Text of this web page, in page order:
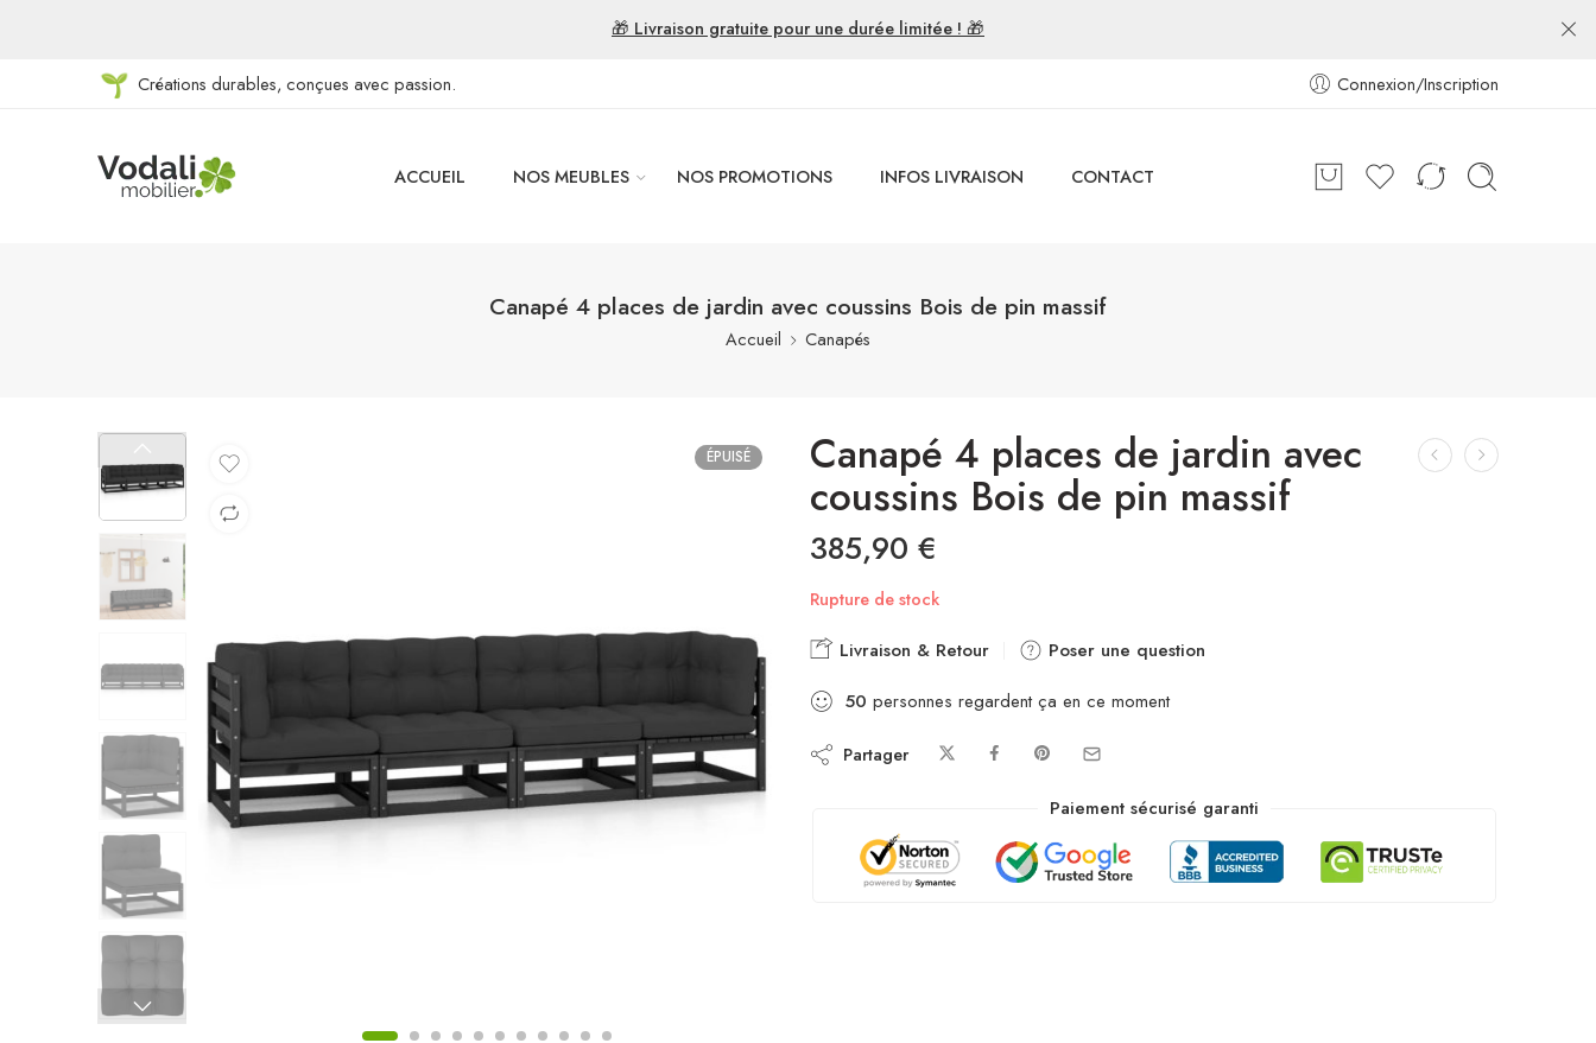
🎁 Livraison gratuite pour une durée limitée ! 🎁
Créations durables, conçues avec passion. Connexion/Inscription
ACCUEIL NOS MEUBLES NOS PROMOTIONS INFOS LIVRAISON CONTACT
Canapé 4 places de jardin avec coussins Bois de pin massif
Accueil Canapés
ÉPUISÉ Canapé 4 places de jardin avec
coussins Bois de pin massif
385,90 €
Rupture de stock
Livraison & Retour
Poser une question
50 personnes regardent ça en ce moment
Partager
Paiement sécurisé garanti